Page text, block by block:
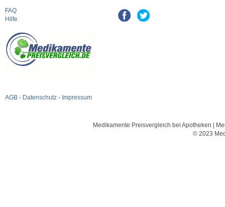
FAQ
Hilfe
AGB - Datenschutz - Impressum
Medikamente Preisvergleich bei Apotheken |
© 2023